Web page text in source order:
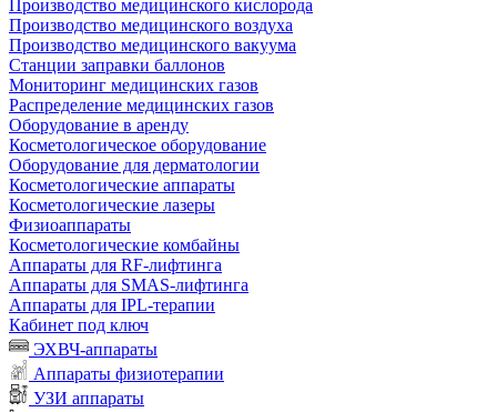
Производство медицинского кислорода
Производство медицинского воздуха
Производство медицинского вакуума
Станции заправки баллонов
Мониторинг медицинских газов
Распределение медицинских газов
Оборудование в аренду
Косметологическое оборудование
Оборудование для дерматологии
Косметологические аппараты
Косметологические лазеры
Физиоаппараты
Косметологические комбайны
Аппараты для RF-лифтинга
Аппараты для SMAS-лифтинга
Аппараты для IPL-терапии
Кабинет под ключ
ЭХВЧ-аппараты
Аппараты физиотерапии
УЗИ аппараты